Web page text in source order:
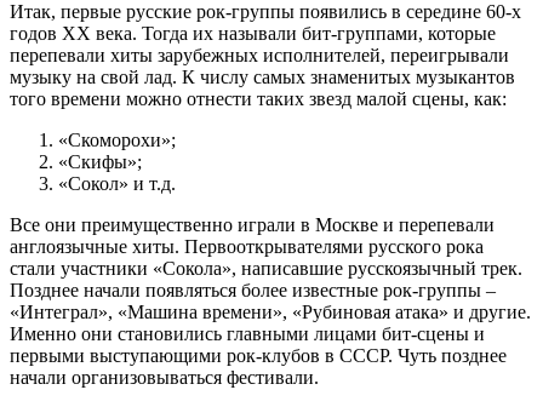
Итак, первые русские рок-группы появились в середине 60-х
годов XX века. Тогда их называли бит-группами, которые
перепевали хиты зарубежных исполнителей, переигрывали
музыку на свой лад. К числу самых знаменитых музыкантов
того времени можно отнести таких звезд малой сцены, как:
«Скоморохи»;
«Скифы»;
«Сокол» и т.д.
Все они преимущественно играли в Москве и перепевали
англоязычные хиты. Первооткрывателями русского рока
стали участники «Сокола», написавшие русскоязычный трек.
Позднее начали появляться более известные рок-группы –
«Интеграл», «Машина времени», «Рубиновая атака» и другие.
Именно они становились главными лицами бит-сцены и
первыми выступающими рок-клубов в СССР. Чуть позднее
начали организовываться фестивали.